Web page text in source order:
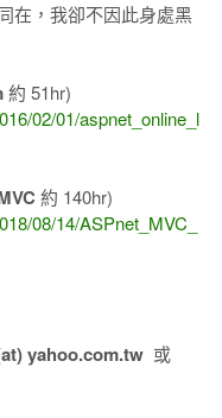
在，我卻不因此身處黑
約 51hr)
02/01/aspnet_online_l
約 140hr)
08/14/ASPnet_MVC_
yahoo.com.tw或